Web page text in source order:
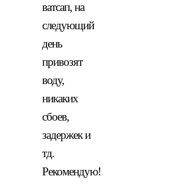
ватсап, на
следующий
день
привозят
воду,
никаких
сбоев,
задержек и
тд.
Рекомендую!